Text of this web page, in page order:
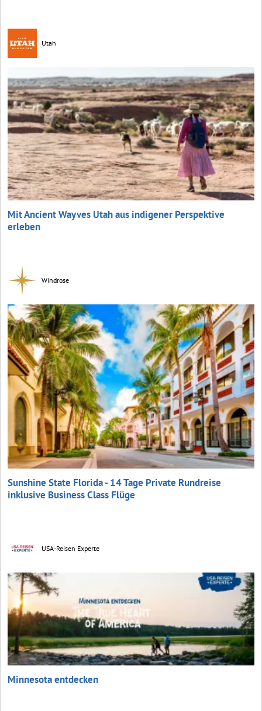
Utah
Mit Ancient Wayves Utah aus indigener Perspektive
erleben
Windrose
Sunshine State Florida - 14 Tage Private Rundreise
inklusive Business Class Flüge
USA-Reisen Experte
Minnesota entdecken